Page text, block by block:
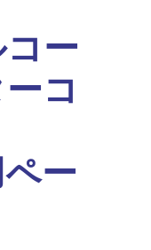
ー
コ
ー